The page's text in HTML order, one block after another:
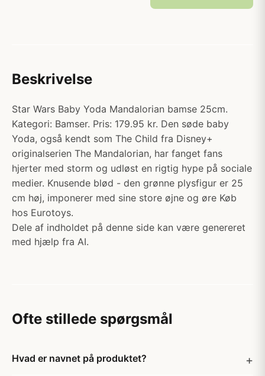
Beskrivelse
Star Wars Baby Yoda Mandalorian bamse 25cm.
Kategori: Bamser. Pris: 179.95 kr. Den søde baby
Yoda, også kendt som The Child fra Disney+
originalserien The Mandalorian, har fanget fans
hjerter med storm og udløst en rigtig hype på sociale
medier. Knusende blød - den grønne plysfigur er 25
cm høj, imponerer med sine store øjne og øre Køb
hos Eurotoys.
Dele af indholdet på denne side kan være genereret
med hjælp fra AI.
Ofte stillede spørgsmål
Hvad er navnet på produktet?